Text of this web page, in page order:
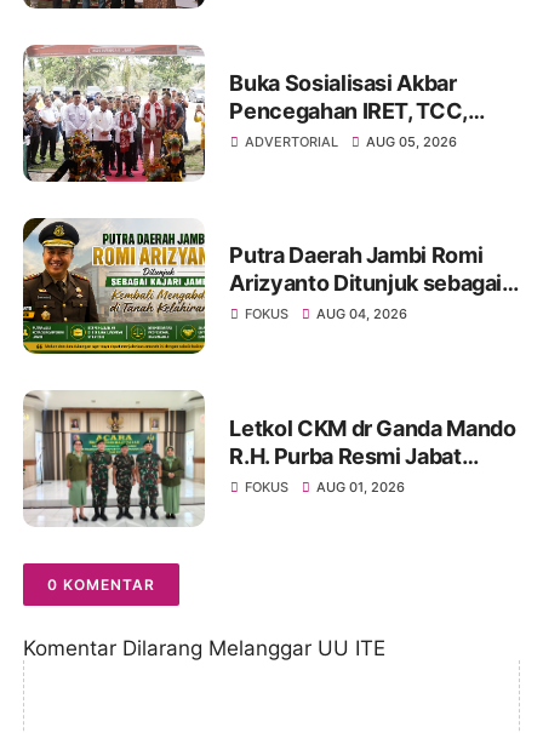
Buka Sosialisasi Akbar
Pencegahan IRET, TCC,
Perundungan, dan Bahaya
ADVERTORIAL AUG 05, 2026
Putra Daerah Jambi Romi
Arizyanto Ditunjuk sebagai
Kajari Jambi, Kembali
FOKUS AUG 04, 2026
Letkol CKM dr Ganda Mando
R.H. Purba Resmi Jabat
Dandenkesyah 02.04.02
FOKUS AUG 01, 2026
0 KOMENTAR
Komentar Dilarang Melanggar UU ITE